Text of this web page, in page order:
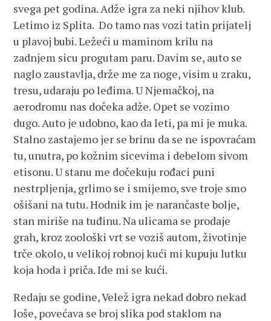
svega pet godina. Adže igra za neki njihov klub.
Letimo iz Splita. Do tamo nas vozi tatin prijatelj
u plavoj bubi. Ležeći u maminom krilu na
zadnjem sicu progutam paru. Davim se, auto se
naglo zaustavlja, drže me za noge, visim u zraku,
tresu, udaraju po leđima. U Njemačkoj, na
aerodromu nas dočeka adže. Opet se vozimo
dugo. Auto je udobno, kao da leti, pa mi je muka.
Stalno zastajemo jer se brinu da se ne ispovraćam
tu, unutra, po kožnim sicevima i debelom sivom
etisonu. U stanu me dočekuju rođaci puni
nestrpljenja, grlimo se i smijemo, sve troje smo
ošišani na tutu. Hodnik im je narančaste bolje,
stan miriše na tuđinu. Na ulicama se prodaje
grah, kroz zoološki vrt se voziš autom, životinje
trče okolo, u velikoj robnoj kući mi kupuju lutku
koja hoda i priča. Ide mi se kući.
Redaju se godine, Velež igra nekad dobro nekad
loše, povećava se broj slika pod staklom na